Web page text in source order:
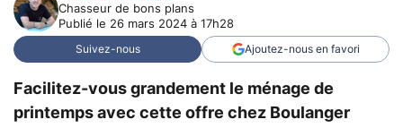
Chasseur de bons plans
Publié le 26 mars 2024 à 17h28
Suivez-nous Ajoutez-nous en favori
Facilitez-vous grandement le ménage de
printemps avec cette offre chez Boulanger